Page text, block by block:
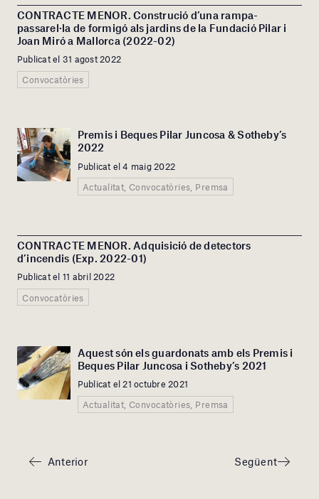
CONTRACTE MENOR. Construció d’una rampa-
passarel·la de formigó als jardins de la Fundació Pilar i
Joan Miró a Mallorca (2022-02)
Publicat el 31 agost 2022
Convocatòries
Premis i Beques Pilar Juncosa & Sotheby’s
2022
Publicat el 4 maig 2022
Actualitat, Convocatòries, Premsa
CONTRACTE MENOR. Adquisició de detectors
d’incendis (Exp. 2022-01)
Publicat el 11 abril 2022
Convocatòries
Aquest són els guardonats amb els Premis i
Beques Pilar Juncosa i Sotheby’s 2021
Publicat el 21 octubre 2021
Actualitat, Convocatòries, Premsa
Anterior Següent